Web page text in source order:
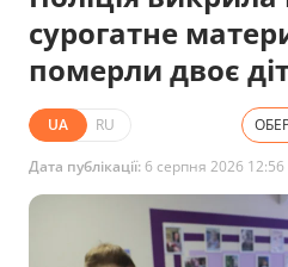
сурогатне
померли двоє
UA RU
Дата публікації: 6 серпня 2026 12:56